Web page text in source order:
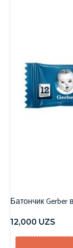
Батончик Gerber
12,000 UZS